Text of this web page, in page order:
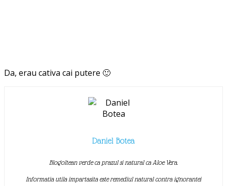
Da, erau cativa cai putere 🙂
Daniel Botea
Blogoltean verde ca prazul si natural ca Aloe Vera.
Informatia utila impartasita este remediul natural contra ignorantei